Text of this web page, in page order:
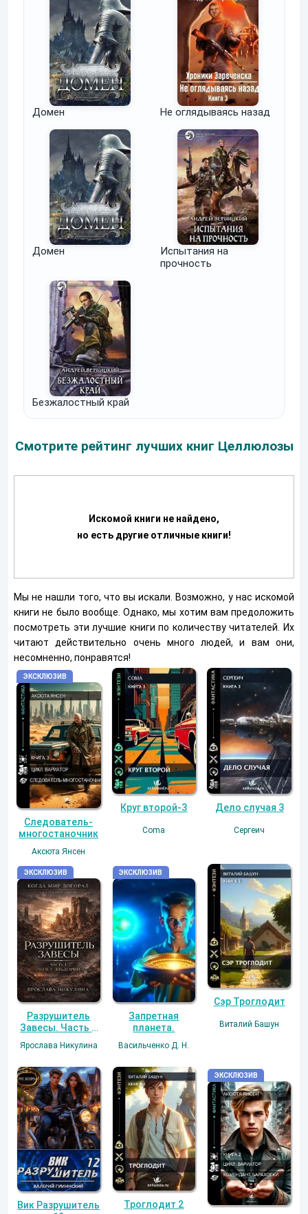
Домен Не оглядываясь назад
Домен
Испытания на
прочность
Безжалостный край
Смотрите рейтинг лучших книг Целлюлозы
Искомой книги не найдено,
но есть другие отличные книги!
Мы не нашли того, что вы искали. Возможно, у нас искомой
книги не было вообще. Однако, мы хотим вам предоложить
посмотреть эти лучшие книги по количеству читателей. Их
читают действительно очень много людей, и вам они,
несомненно, понравятся!
Следователь-
многостаночник
Аксюта Янсен
Круг второй-3
Coma
Дело случая 3
Сергеич
Разрушитель
Завесы. Часть I:
Пепел Эльдории
Ярослава Никулина
Запретная
планета.
Васильченко Д. Н.
Сэр Троглодит
Виталий Башун
Вик Разрушитель
Троглодит 2